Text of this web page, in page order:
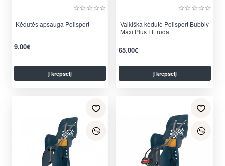
Kėdutės apsauga Polisport
9.00€
Į krepšelį
Vaikiška kėdutė Polisport Bubbly
Maxi Plus FF ruda
65.00€
Į krepšelį